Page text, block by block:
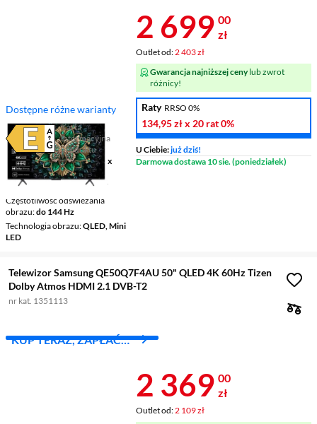
Dostępne różne warianty
Karta
informacyjna
produktu
Plik w formacie pdf
(otworzy się w nowym oknie)
Ekran 50 ", 4K UHD / 3840 x
2160
Telewizor Smart
Google TV
Częstotliwość odświeżania
obrazu do 144 Hz
Technologia obrazu QLED, Mini
LED
Cena 2 699
2 699 00
zł
Outlet od:2 403 zł
Gwarancja najniższej cenylub zwrot
różnicy!
Raty RRSO 0%
134,95 złx 20 rat0%
U Ciebie:już dziś!
Darmowa dostawa 10 sie. (poniedziałek)
Telewizor Samsung QE50Q7F4AU 50" QLED 4K 60Hz Tizen
Dolby Atmos HDMI 2.1 DVB-T2
nr kat. 1351113
KUP TERAZ, ZAPŁAĆ
Cena 2 369
2 369 00
zł
Outlet od:2 109 zł